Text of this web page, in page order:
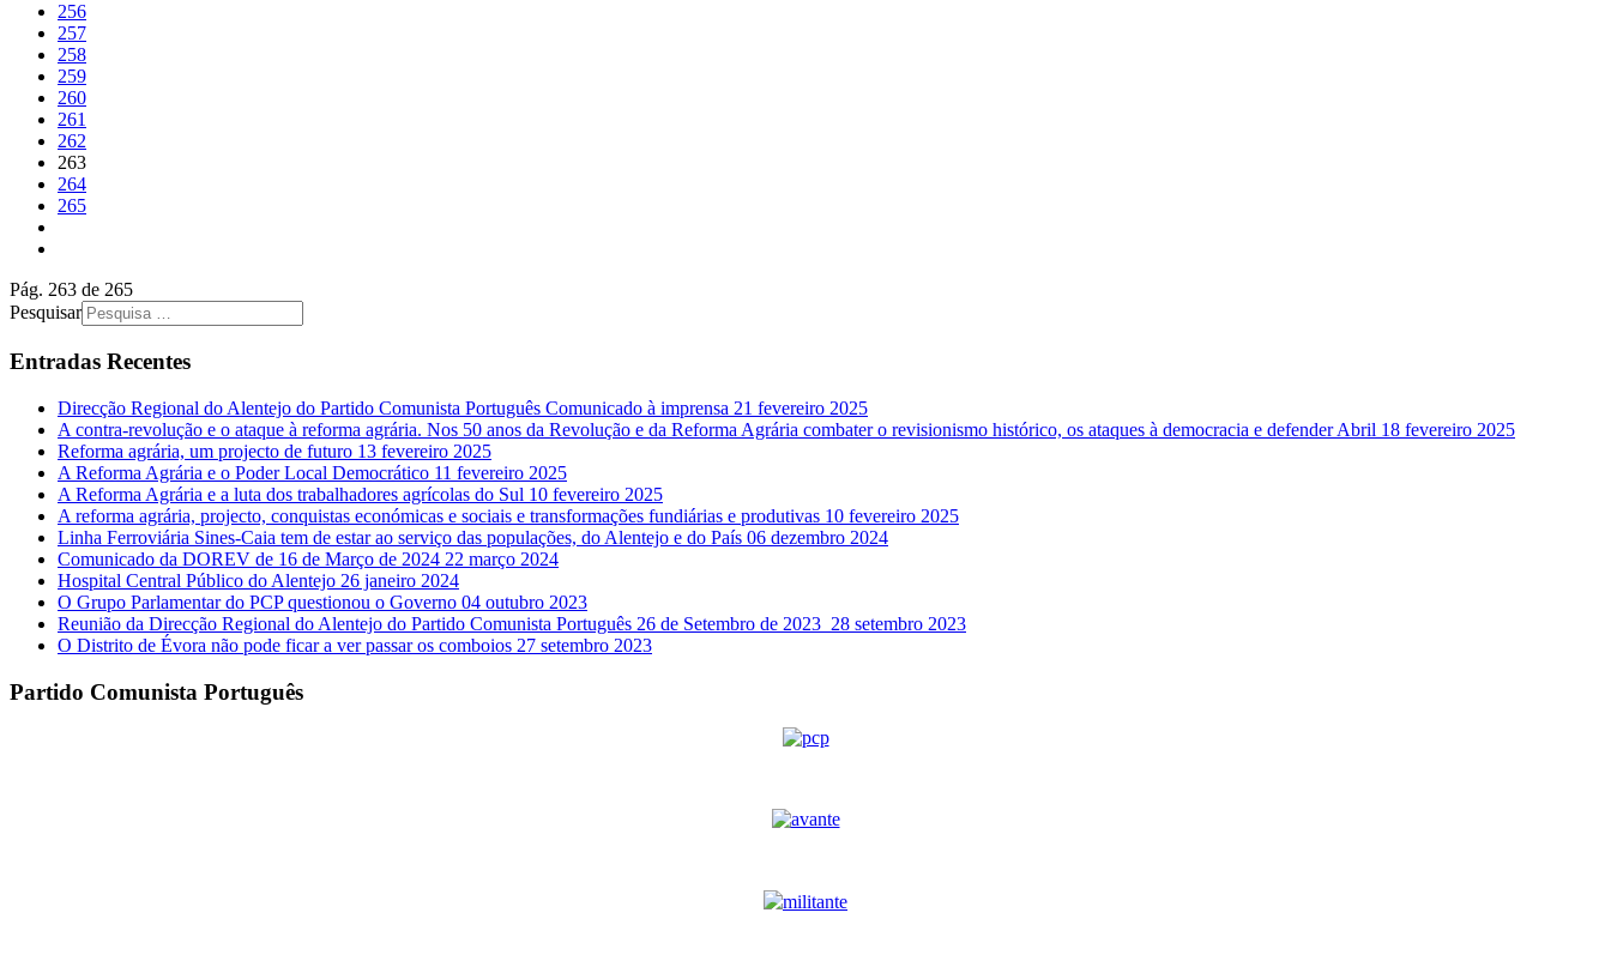
256
257
258
259
260
261
262
263
264
265
Pág. 263 de 265
Pesquisar
Entradas Recentes
Direcção Regional do Alentejo do Partido Comunista Português Comunicado à imprensa 21 fevereiro 2025
A contra-revolução e o ataque à reforma agrária. Nos 50 anos da Revolução e da Reforma Agrária combater o revisionismo histórico, os ataques à democracia e defender Abril 18 fevereiro 2025
Reforma agrária, um projecto de futuro 13 fevereiro 2025
A Reforma Agrária e o Poder Local Democrático 11 fevereiro 2025
A Reforma Agrária e a luta dos trabalhadores agrícolas do Sul 10 fevereiro 2025
A reforma agrária, projecto, conquistas económicas e sociais e transformações fundiárias e produtivas 10 fevereiro 2025
Linha Ferroviária Sines-Caia tem de estar ao serviço das populações, do Alentejo e do País 06 dezembro 2024
Comunicado da DOREV de 16 de Março de 2024 22 março 2024
Hospital Central Público do Alentejo 26 janeiro 2024
O Grupo Parlamentar do PCP questionou o Governo 04 outubro 2023
Reunião da Direcção Regional do Alentejo do Partido Comunista Português 26 de Setembro de 2023 28 setembro 2023
O Distrito de Évora não pode ficar a ver passar os comboios 27 setembro 2023
Partido Comunista Português